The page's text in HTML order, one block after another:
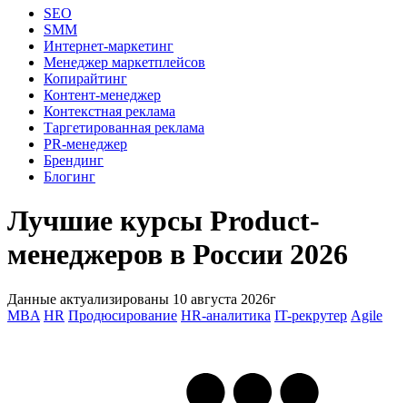
SEO
SMM
Интернет-маркетинг
Менеджер маркетплейсов
Копирайтинг
Контент-менеджер
Контекстная реклама
Таргетированная реклама
PR-менеджер
Брендинг
Блогинг
Лучшие курсы Product-
менеджеров в России 2026
Данные актуализированы 10 августа 2026г
MBA HR Продюсирование HR-аналитика IT-рекрутер Agile